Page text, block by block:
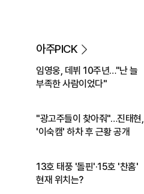
아주PICK
임영웅, 데뷔 10주년…"난 늘
부족한 사람이었다"
"광고주들이 찾아줘"…진태현,
'이숙캠' 하차 후 근황 공개
13호 태풍 '돌핀'·15호 '찬홈'
현재 위치는?